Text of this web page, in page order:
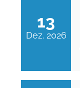
13
Dez. 2026